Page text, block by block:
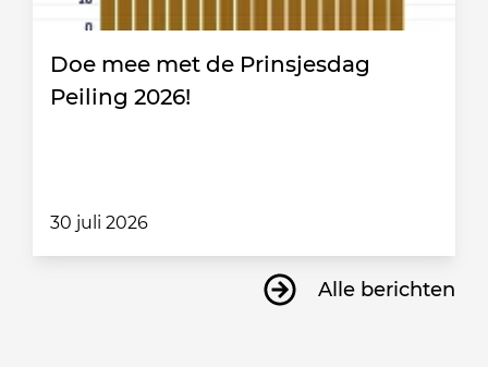
Doe mee met de Prinsjesdag
Peiling 2026!
30 juli 2026
Alle berichten